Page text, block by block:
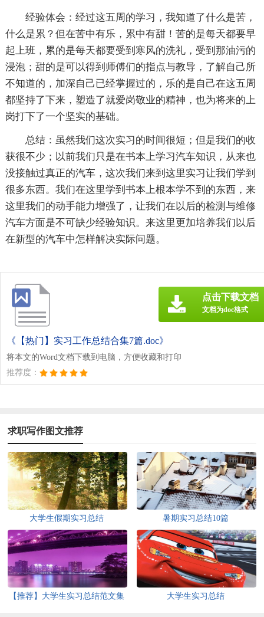
经验体会：经过这五周的学习，我知道了什么是苦，
什么是累？但在苦中有乐，累中有甜！苦的是每天都要早
起上班，累的是每天都要受到寒风的洗礼，受到那油污的
浸泡；甜的是可以得到师傅们的指点与教导，了解自己所
不知道的，加深自己已经掌握过的，乐的是自己在这五周
都坚持了下来，塑造了就爱岗敬业的精神，也为将来的上
岗打下了一个坚实的基础。
总结：虽然我们这次实习的时间很短；但是我们的收
获很不少；以前我们只是在书本上学习汽车知识，从来也
没接触过真正的汽车，这次我们来到这里实习让我们学到
很多东西。我们在这里学到书本上根本学不到的东西，来
这里我们的动手能力增强了，让我们在以后的检测与维修
汽车方面是不可缺少经验知识。来这里更加培养我们以后
在新型的汽车中怎样解决实际问题。
《【热门】实习工作总结合集7篇.doc》
将本文的Word文档下载到电脑，方便收藏和打印
推荐度：
点击下载文档
文档为doc格式
求职写作图文推荐
大学生假期实习总结 暑期实习总结10篇
【推荐】大学生实习总结范文集
大学生实习总结